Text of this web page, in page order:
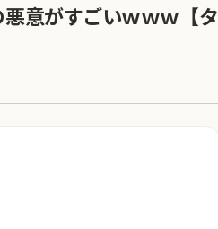
意がすごいｗｗｗ【タ